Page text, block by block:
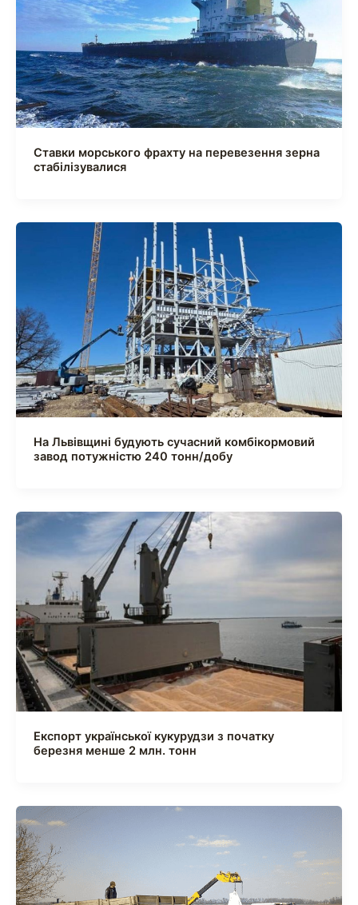
Ставки морського фрахту на перевезення зерна
стабілізувалися
На Львівщині будують сучасний комбікормовий
завод потужністю 240 тонн/добу
Експорт української кукурудзи з початку
березня менше 2 млн. тонн